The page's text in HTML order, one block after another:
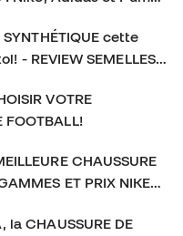
TIKTOK :
de
#Football
cette
- REVIEW SEMELLES
VOTRE
FOOTBALL!
CHAUSSURE
ET PRIX NIKE
la CHAUSSURE DE